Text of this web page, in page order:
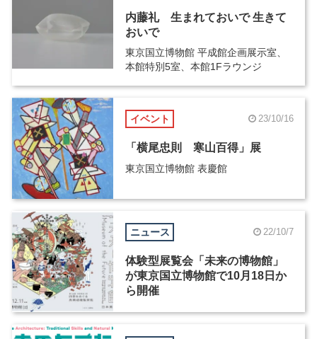
内藤礼 生まれておいで 生きて
おいで
東京国立博物館 平成館企画展示室、
本館特別5室、本館1Fラウンジ
イベント 23/10/16
「横尾忠則 寒山百得」展
東京国立博物館 表慶館
ニュース 22/10/7
体験型展覧会「未来の博物館」
が東京国立博物館で10月18日か
ら開催